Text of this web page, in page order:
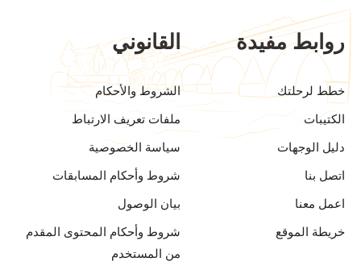
روابط مفيدة
خطط لرحلتك
الكتيبات
دليل الوجهات
اتصل بنا
اعمل معنا
خريطة الموقع
القانوني
الشروط والأحكام
ملفات تعريف الارتباط
سياسة الخصوصية
شروط وأحكام المسابقات
بيان الوصول
شروط وأحكام المحتوى المقدم
من المستخدم